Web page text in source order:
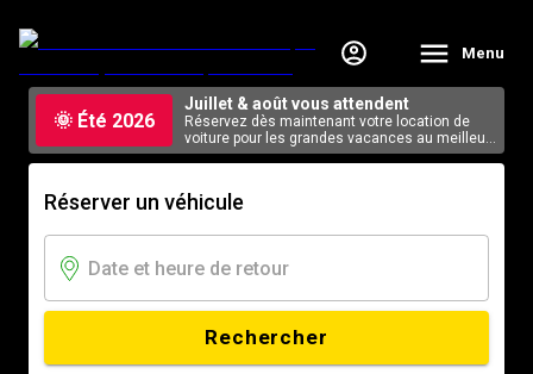
Menu
🌞 Été 2026
Juillet & août vous attendent
Réservez dès maintenant votre location de
voiture pour les grandes vacances au meilleur
tarif, en ligne.
Réserver un véhicule
Rechercher